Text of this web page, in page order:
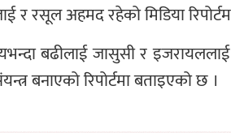
र रसूल अहमद रहेको मिडिया
बढीलाई जासुसी र
बनाएको रिपोर्टमा बताइएको छ ।